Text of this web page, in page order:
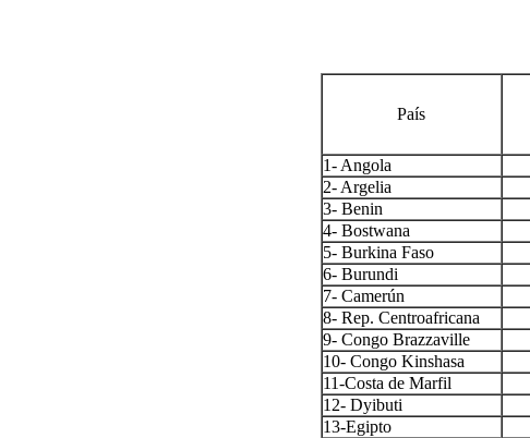
País
1- Angola
2- Argelia
3- Benin
4- Bostwana
5- Burkina Faso
6- Burundi
7- Camerún
8- Rep. Centroafricana
9- Congo Brazzaville
10- Congo Kinshasa
11-Costa de Marfil
12- Dyibuti
13-Egipto